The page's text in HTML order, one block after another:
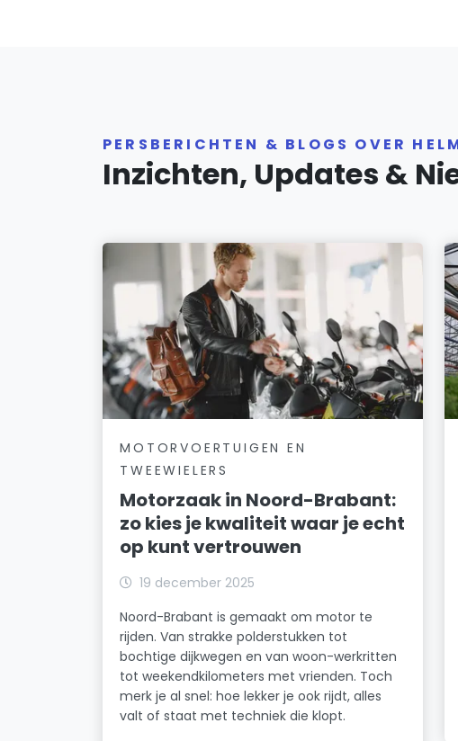
PERSBERICHTEN & BLOGS OVER
Inzichten, Updates &
MOTORVOERTUIGEN EN
TWEEWIELERS
Motorzaak in Noord-Brabant:
zo kies je kwaliteit waar je echt
op kunt vertrouwen
19 december 2025
Noord-Brabant is gemaakt om motor te
rijden. Van strakke polderstukken tot
bochtige dijkwegen en van woon-werkritten
tot weekendkilometers met vrienden. Toch
merk je al snel: hoe lekker je ook rijdt, alles
valt of staat met techniek die klopt.